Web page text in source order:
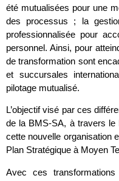
été mutualisées pour une
des processus ; la
professionnalisée pour
personnel. Ainsi, pour
de transformation sont
et succursales
pilotage mutualisé.
L’objectif visé par ces
de la BMS-SA, à travers le
cette nouvelle organisation
Plan Stratégique à Moyen
Avec ces